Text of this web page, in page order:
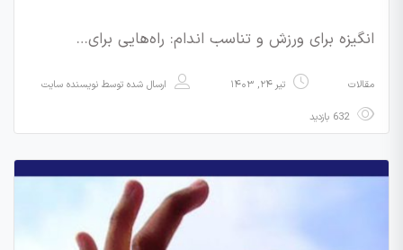
انگیزه برای ورزش و تناسب اندام: راه‌هایی برای…
مقالات تیر ۲۴, ۱۴۰۳ ارسال شده توسط نویسنده سایت
632 بازدید